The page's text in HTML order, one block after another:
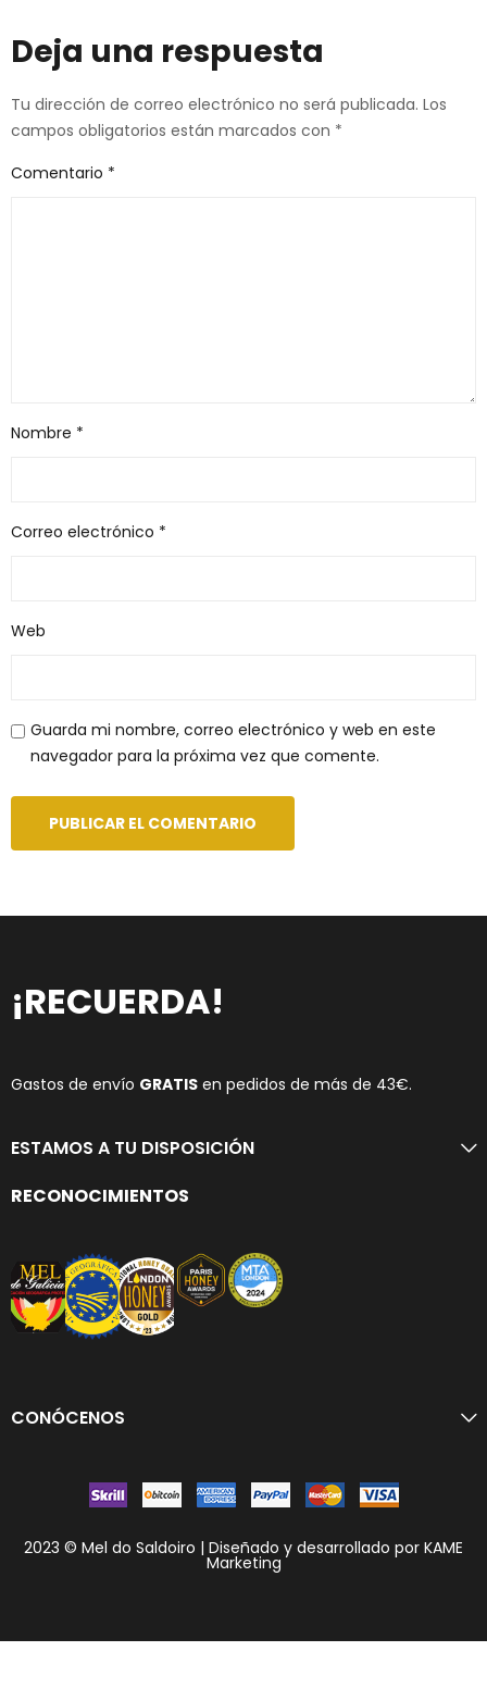
Deja una respuesta
Tu dirección de correo electrónico no será publicada. Los
campos obligatorios están marcados con *
Comentario *
Nombre *
Correo electrónico *
Web
Guarda mi nombre, correo electrónico y web en este
navegador para la próxima vez que comente.
t
n
a
:
¡RECUERDA!
Gastos de envío GRATIS en pedidos de más de 43€.
ESTAMOS A TU DISPOSICIÓN
RECONOCIMIENTOS
CONÓCENOS
2023 © Mel do Saldoiro | Diseñado y desarrollado por KAME
Marketing